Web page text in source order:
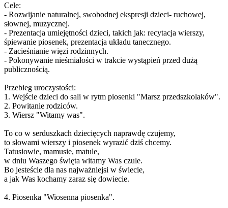
Cele:
- Rozwijanie naturalnej, swobodnej ekspresji dzieci- ruchowej,
słownej, muzycznej.
- Prezentacja umiejętności dzieci, takich jak: recytacja wierszy,
śpiewanie piosenek, prezentacja układu tanecznego.
- Zacieśnianie więzi rodzinnych.
- Pokonywanie nieśmiałości w trakcie wystąpień przed dużą
publicznością.
Przebieg uroczystości:
1. Wejście dzieci do sali w rytm piosenki "Marsz przedszkolaków".
2. Powitanie rodziców.
3. Wiersz "Witamy was".
To co w serduszkach dziecięcych naprawdę czujemy,
to słowami wierszy i piosenek wyrazić dziś chcemy.
Tatusiowie, mamusie, matule,
w dniu Waszego święta witamy Was czule.
Bo jesteście dla nas najważniejsi w świecie,
a jak Was kochamy zaraz się dowiecie.
4. Piosenka "Wiosenna piosenka".